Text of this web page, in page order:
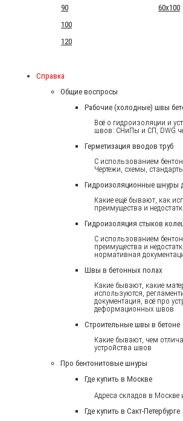
90
60x100
100
120
Справка
Общие воспросы
Рабочие (холодные) швы
Всё о гидроизоляции и
швов: СНиПы и СП, DWG
Герметизация вводов труб
С использованием
Чертежи, схемы, стандарты
Гидроизоляционные шнуры
Какие ещё бывают, как
преимущества и
Гидроизоляция стыков
С использованием
преимущества и
нормативная
Швы в бетонных полах
Какие бывают, какие
используются,
документация, всё про
деформационных швов
Строительные швы в бетоне
Какие бывают, чем
устройства швов
Про бентонитовые шнуры
Где купить в Москве
Адреса складов в Москве
Где купить в Сакт-Петербурге